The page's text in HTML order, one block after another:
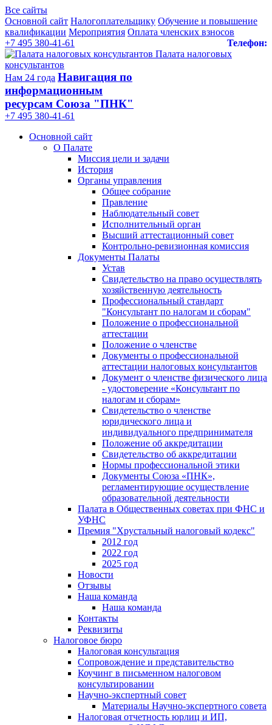
Все сайты
Основной сайт Налогоплательщику Обучение и повышение
квалификации Мероприятия Оплата членских взносов
Телефон:
+7 495 380-41-61
Палата налоговых
консультантов
Нам 24 года Навигация по
информационным
ресурсам Союза "ПНК"
+7 495 380‑41‑61
Основной сайт
О Палате
Миссия цели и задачи
История
Органы управления
Общее собрание
Правление
Наблюдательный совет
Исполнительный орган
Высший аттестационный совет
Контрольно-ревизионная комиссия
Документы Палаты
Устав
Свидетельство на право осуществлять
хозяйственную деятельность
Профессиональный стандарт
"Консультант по налогам и сборам"
Положение о профессиональной
аттестации
Положение о членстве
Документы о профессиональной
аттестации налоговых консультантов
Документ о членстве физического лица
- удостоверение «Консультант по
налогам и сборам»
Свидетельство о членстве
юридического лица и
индивидуального предпринимателя
Положение об аккредитации
Свидетельство об аккредитации
Нормы профессиональной этики
Документы Союза «ПНК»,
регламентирующие осуществление
образовательной деятельности
Палата в Общественных советах при ФНС и
УФНС
Премия "Хрустальный налоговый кодекс"
2012 год
2022 год
2025 год
Новости
Отзывы
Наша команда
Наша команда
Контакты
Реквизиты
Налоговое бюро
Налоговая консультация
Cопровождение и представительство
Коучинг в письменном налоговом
консультировании
Научно-экспертный совет
Материалы Научно-экспертного совета
Налоговая отчетность юрлиц и ИП,